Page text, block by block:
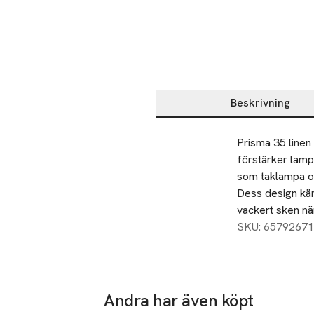
Beskrivning
Beskrivning
Prisma 35
förstärker
som taklampa
Dess design
vackert sken
SKU: 65792671
Andra har även köpt